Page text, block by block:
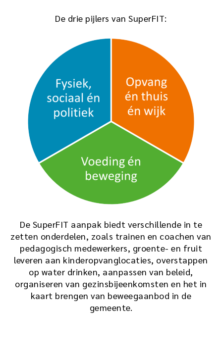
De drie pijlers van SuperFIT:
De SuperFIT aanpak biedt verschillende in te
zetten onderdelen, zoals trainen en coachen van
pedagogisch medewerkers, groente- en fruit
leveren aan kinderopvanglocaties, overstappen
op water drinken, aanpassen van beleid,
organiseren van gezinsbijeenkomsten en het in
kaart brengen van beweegaanbod in de
gemeente.